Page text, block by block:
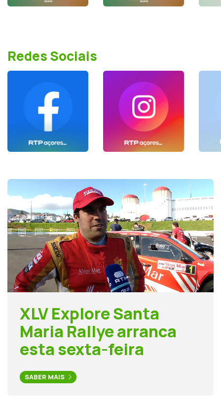
Redes Sociais
XLV Explore Santa
Maria Rallye arranca
esta sexta-feira
SABER MAIS